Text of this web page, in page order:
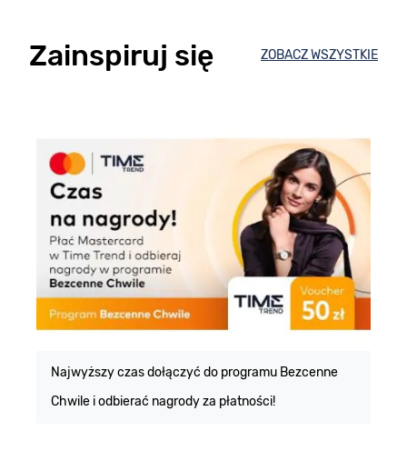
Zainspiruj się ZOBACZ WSZYSTKIE
Najwyższy czas dołączyć do programu Bezcenne
Chwile i odbierać nagrody za płatności!